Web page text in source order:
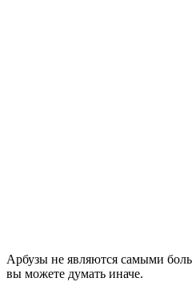
Арбузы не являются самыми
вы можете думать иначе.